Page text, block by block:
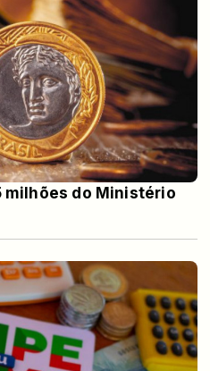
milhões do Ministério